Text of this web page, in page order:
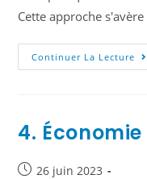
Cette approche
Continuer La Lecture
4.
26 juin 2023